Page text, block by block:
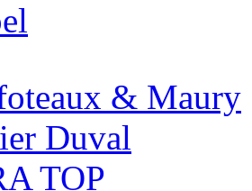
& Maury
Duval
TOP